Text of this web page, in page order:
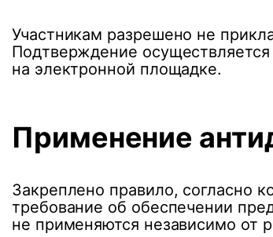
Участникам разрешено не
Подтверждение
на электронной площадке.
Применение
Закреплено правило, согласно
требование об обеспечении
не применяются независимо от